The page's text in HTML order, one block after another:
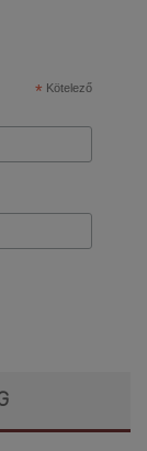
* Kötelező